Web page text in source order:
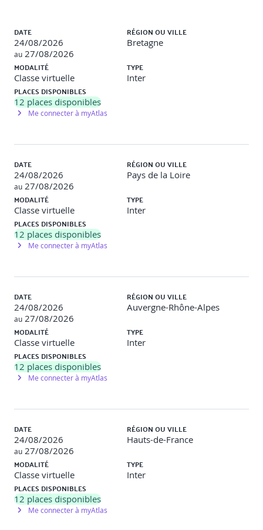
Contraintes d’ergonomie et d’expérience utilisateur.
Accès aux fonctionnalités natives : caméra, GPS,
notifications, stockage local.
Écosystèmes mobiles
Android Studio.
Fonctionnement des stores (Google Play, App Store) et
processus de validation.
Les solutions embarquées et multiplateformes
Avantages en matière de performance et d’intégration.
Inconvénients liés à la complexité et à la duplication des
projets.
Les frameworks multiplateformes
communauté et la pérennité.
Travaux pratiques
Objectif: Comprendre les spécificités techniques et
fonctionnelles des différents types d'application mobile.
: Démonstration guidée d'une même mini-
DATE
24/08/2026
au 27/08/2026
RÉGION OU VILLE
Bretagne
MODALITÉ
Classe virtuelle
TYPE
Inter
PLACES DISPONIBLES
12 places disponibles
Me connecter à myAtlas
DATE
24/08/2026
au 27/08/2026
RÉGION OU VILLE
Pays de la Loire
MODALITÉ
Classe virtuelle
TYPE
Inter
PLACES DISPONIBLES
12 places disponibles
Me connecter à myAtlas
DATE
24/08/2026
au 27/08/2026
RÉGION OU VILLE
Auvergne-Rhône-Alpes
MODALITÉ
Classe virtuelle
TYPE
Inter
PLACES DISPONIBLES
12 places disponibles
Me connecter à myAtlas
DATE
24/08/2026
au 27/08/2026
RÉGION OU VILLE
Hauts-de-France
MODALITÉ
Classe virtuelle
TYPE
Inter
PLACES DISPONIBLES
12 places disponibles
Me connecter à myAtlas